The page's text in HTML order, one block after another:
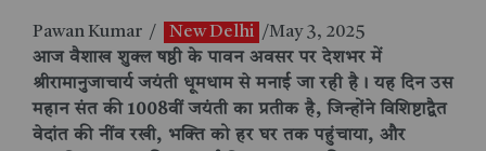
Pawan Kumar / New Delhi /May 3, 2025
आज वैशाख शुक्ल षष्ठी के पावन अवसर पर देशभर में
श्रीरामानुजाचार्य जयंती धूमधाम से मनाई जा रही है। यह दिन उस
महान संत की 1008वीं जयंती का प्रतीक है, जिन्होंने विशिष्टाद्वैत
वेदांत की नींव रखी, भक्ति को हर घर तक पहुंचाया, और